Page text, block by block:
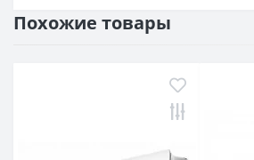
Похожие товары